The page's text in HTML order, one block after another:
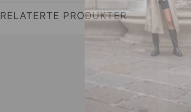
RELATERTE PRODUKTER